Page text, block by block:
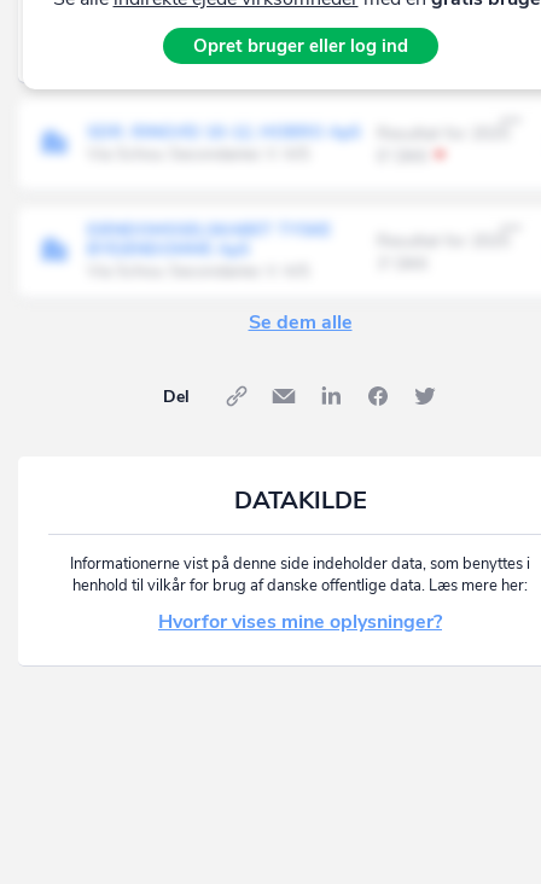
EJENDOMSSELSKABET
AUSTRASSE, DUISBURG ApS
Via Schou Secondaries V A/S
Resultat for 2025
4' DKK
SDR. RINGVEJ 10-12, HOBRO ApS
EJENDOMSSELSKABET TYSKE
BYEJENDOMME ApS
Opret bruger eller log ind
Se dem alle
Del
DATAKILDE
Informationerne vist på denne side indeholder data, som benyttes i
henhold til vilkår for brug af danske offentlige data. Læs mere her:
Hvorfor vises mine oplysninger?